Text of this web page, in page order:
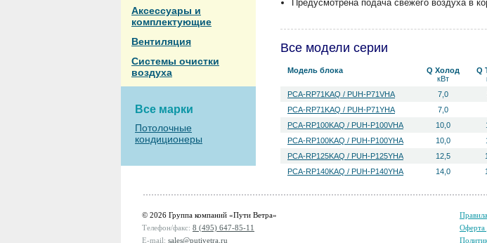
Аксессуары и
комплектующие
Вентиляция
Системы очистки
воздуха
Все марки
Потолочные
кондиционеры
Предусмотрена подача свежего воздуха в
Все модели серии
Модель блока
Q Холод
кВт
Q
PCA-RP71KAQ / PUH-P71VHA
7,0
PCA-RP71KAQ / PUH-P71YHA
7,0
PCA-RP100KAQ / PUH-P100VHA
10,0
PCA-RP100KAQ / PUH-P100YHA
10,0
PCA-RP125KAQ / PUH-P125YHA
12,5
PCA-RP140KAQ / PUH-P140YHA
14,0
© 2026 Группа компаний «Пути Ветра»
Телефон/факс: 8 (495) 647-85-11
E-mail: sales@putivetra.ru
Оферта